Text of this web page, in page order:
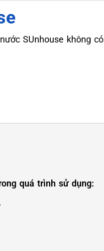
SUnhouse không có
quá trình sử dụng: